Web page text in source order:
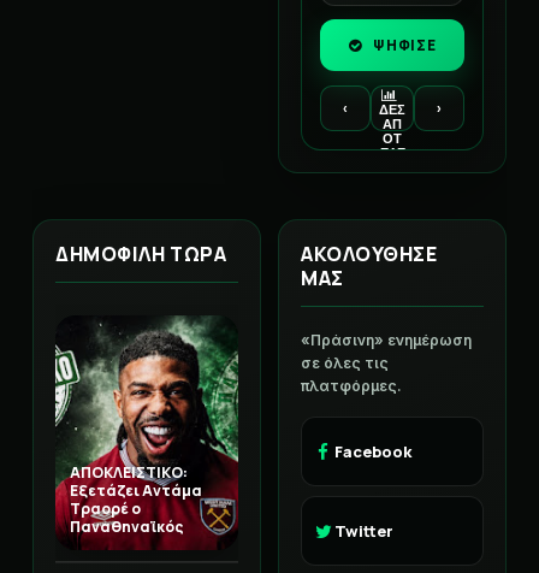
ΨΗΦΙΣΕ
‹
ΔΕΣ
ΑΠ
ΟΤ
ΕΛΕ
›
ΔΗΜΟΦΙΛΗ ΤΩΡΑ
ΑΠΟΚΛΕΙΣΤΙΚΟ:
Εξετάζει Αντάμα
Τραορέ ο
Παναθηναϊκός
ΑΚΟΛΟΥΘΗΣΕ
ΜΑΣ
«Πράσινη» ενημέρωση
σε όλες τις
πλατφόρμες.
Facebook
Twitter